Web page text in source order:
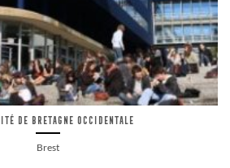
de Bretagne Occidentale
Brest